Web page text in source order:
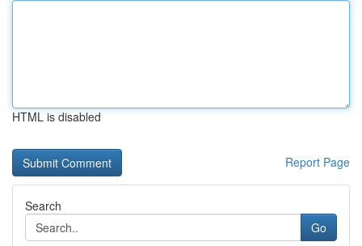
HTML is disabled
Report Page
Search
Go